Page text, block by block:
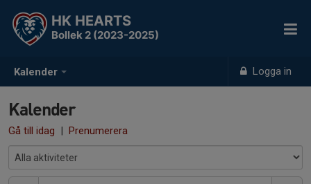
Kalender Logga in
HK HEARTS
Bollek 2 (2023-2025)
Kalender
Gå till idag | Prenumerera